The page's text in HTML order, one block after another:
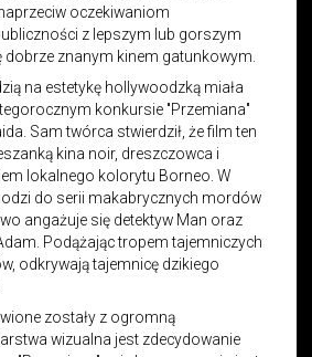
oczekiwaniom
z lepszym lub gorszym
dobrze znanym kinem gatunkowym.
na estetykę hollywoodzką miała
konkursie "Przemiana"
Sam twórca stwierdził, że film ten
kina noir, dreszczowca i
lokalnego kolorytu Borneo. W
do serii makabrycznych mordów
angażuje się detektyw Man oraz
Podążając tropem tajemniczych
odkrywają tajemnicę dzikiego
zostały z ogromną
wizualna jest zdecydowanie